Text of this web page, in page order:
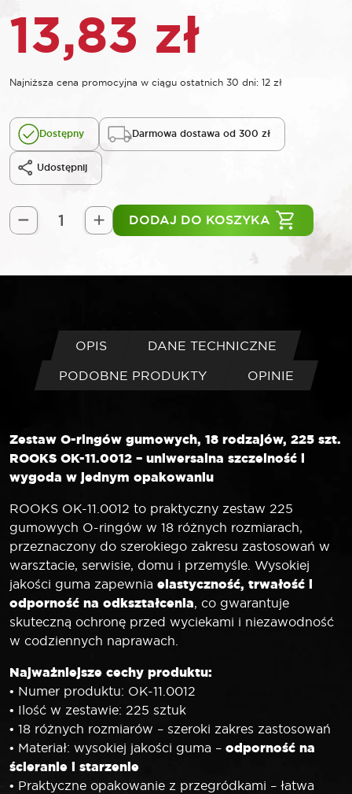
13,83 zł
Najniższa cena promocyjna w ciągu ostatnich 30 dni: 12 zł
Dostępny Darmowa dostawa od 300 zł
Udostępnij
ilość
225
DODAJ DO KOSZYKA
OPIS
DANE TECHNICZNE
PODOBNE PRODUKTY
OPINIE
Zestaw O-ringów gumowych, 18 rodzajów, 225 szt.
ROOKS OK-11.0012 – uniwersalna szczelność i
wygoda w jednym opakowaniu
ROOKS OK-11.0012 to praktyczny zestaw 225
gumowych O-ringów w 18 różnych rozmiarach,
przeznaczony do szerokiego zakresu zastosowań w
warsztacie, serwisie, domu i przemyśle. Wysokiej
jakości guma zapewnia elastyczność, trwałość i
odporność na odkształcenia, co gwarantuje
skuteczną ochronę przed wyciekami i niezawodność
w codziennych naprawach.
Najważniejsze cechy produktu:
• Numer produktu: OK-11.0012
• Ilość w zestawie: 225 sztuk
• 18 różnych rozmiarów – szeroki zakres zastosowań
• Materiał: wysokiej jakości guma – odporność na
ścieranie i starzenie
• Praktyczne opakowanie z przegródkami – łatwa